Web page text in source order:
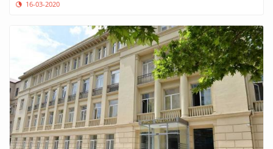
16-03-2020